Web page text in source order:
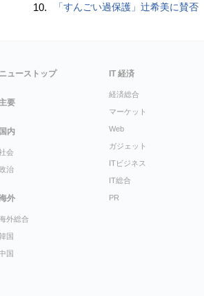
10. 「すんごい過保護」辻希美に賛否
ニューストップ
主要
国内
会
治
外
外総合
国
国
IT 経済
経済総合
マーケット
Web
ガジェット
ITビジネス
IT総合
PR